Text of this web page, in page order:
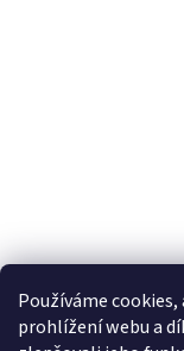
Používáme
prohlížení webu a